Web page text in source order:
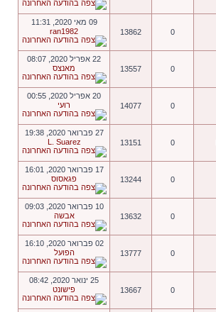
0
13862
09 מאי 2020, 11:31
ran1982
0
13557
22 אפריל 2020, 08:07
מאנצס
0
14077
20 אפריל 2020, 00:55
רועי
0
13151
27 פברואר 2020, 19:38
L. Suarez
0
13244
17 פברואר 2020, 16:01
פגאסוס
0
13632
10 פברואר 2020, 09:03
אבשה
0
13777
02 פברואר 2020, 16:10
הפועל
0
13667
25 ינואר 2020, 08:42
פישונט